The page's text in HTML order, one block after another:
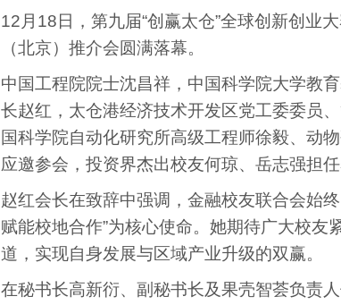
12月18日，第九届“创赢太仓”全球创新创业
（北京）推介会圆满落幕。
中国工程院院士沈昌祥，中国科学院大学教
长赵红，太仓港经济技术开发区党工委委员
国科学院自动化研究所高级工程师徐毅、动
应邀参会，投资界杰出校友何琼、岳志强担任
赵红会长在致辞中强调，金融校友联合会始
赋能校地合作”为核心使命。她期待广大校友
道，实现自身发展与区域产业升级的双赢。
在秘书长高新衍、副秘书长及果壳智荟负责